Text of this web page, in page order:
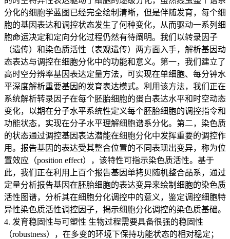
分化的细胞学蓝图已经完全绘制清晰，但是伴随发育，每个细
胞的基因表达和调控状态发生了何种变化，从而驱动一系列细
胞命运决定和定向分化过程仍然有待阐明。我们以转录因子
（遗传）和染色质活性（表观遗传）两方面入手，解析基因动
态表达与调控在细胞分化中的功能和意义。第一，我们建立了
高时空分辨率基因表达定量方法，可实现在单细胞、每分钟水
平深度解析重要基因的发育表达模式。利用该方法，我们正在
系统解析转录因子在每个胚胎细胞的蛋白表达水平和时空动态
变化，以期在分子水平系统性定义每个胚胎细胞的调控指令和
功能状态，实现在分子水平理解细胞谱系分化。第二，染色质
的状态通过调控基因表达潜能在细胞分化中发挥重要的调控作
用。报告基因的表达受其整合位置的不同表现出变异，称为位
置效应（position effect），该特性可指示染色质活性。基于
此，我们正在利用上百个报告基因单拷贝随机整合品系，通过
定量分析报告基因在胚胎细胞的表达变异来绘制细胞的染色质
活性图谱，分析其在细胞分化调控中的意义，鉴定调控细胞特
异性染色质活性调控因子，揭示细胞分化调控的染色质基础。
4. 发育稳固性与可塑性 生物过程需要具备很强的稳固性
（robustness），在多变的环境下保持功能状态的相对稳定；